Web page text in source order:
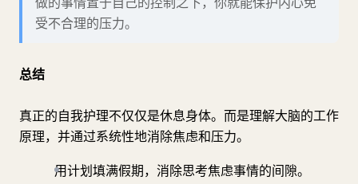
受不合理的压力。
总结
真正的自我护理不仅仅是休息身体。而是理解大脑的工作
原理，并通过系统性地消除焦虑和压力。
用计划填满假期，消除思考焦虑事情的间隙。